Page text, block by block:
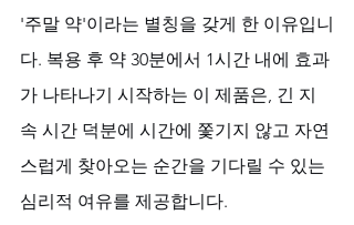
'주말 약'이라는 별칭을 갖게 한 이유입니
다. 복용 후 약 30분에서 1시간 내에 효과
가 나타나기 시작하는 이 제품은, 긴 지
속 시간 덕분에 시간에 쫓기지 않고 자연
스럽게 찾아오는 순간을 기다릴 수 있는
심리적 여유를 제공합니다.